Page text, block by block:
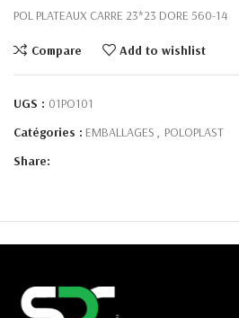
POL PLATEAUX CARRE 23*23 DORE 560-14
Compare Add to wishlist
UGS : 01PO101
Catégories : EMBALLAGES , POLOPLAST
Share: